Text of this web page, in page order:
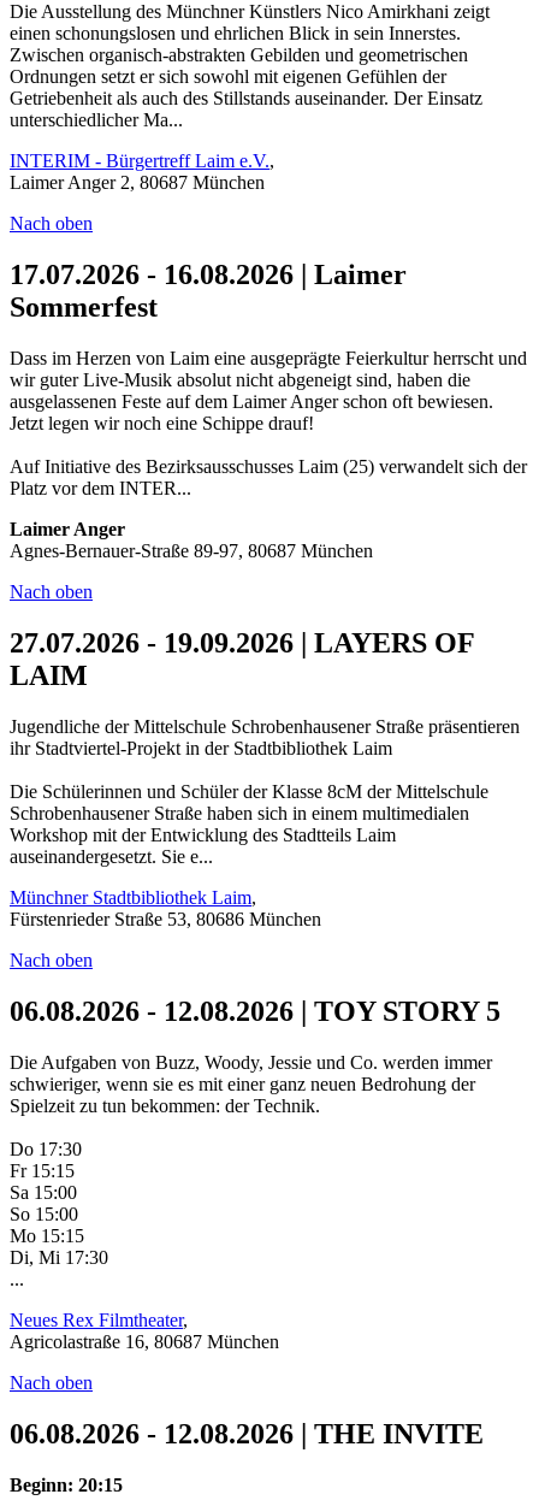
Die Ausstellung des Münchner Künstlers Nico Amirkhani zeigt
einen schonungslosen und ehrlichen Blick in sein Innerstes.
Zwischen organisch-abstrakten Gebilden und geometrischen
Ordnungen setzt er sich sowohl mit eigenen Gefühlen der
Getriebenheit als auch des Stillstands auseinander. Der Einsatz
unterschiedlicher Ma...
INTERIM - Bürgertreff Laim e.V.,
Laimer Anger 2, 80687 München
Nach oben
17.07.2026 - 16.08.2026 | Laimer
Sommerfest
Dass im Herzen von Laim eine ausgeprägte Feierkultur herrscht und
wir guter Live-Musik absolut nicht abgeneigt sind, haben die
ausgelassenen Feste auf dem Laimer Anger schon oft bewiesen.
Jetzt legen wir noch eine Schippe drauf!
Auf Initiative des Bezirksausschusses Laim (25) verwandelt sich der
Platz vor dem INTER...
Laimer Anger
Agnes-Bernauer-Straße 89-97, 80687 München
Nach oben
27.07.2026 - 19.09.2026 | LAYERS OF
LAIM
Jugendliche der Mittelschule Schrobenhausener Straße präsentieren
ihr Stadtviertel-Projekt in der Stadtbibliothek Laim
Die Schülerinnen und Schüler der Klasse 8cM der Mittelschule
Schrobenhausener Straße haben sich in einem multimedialen
Workshop mit der Entwicklung des Stadtteils Laim
auseinandergesetzt. Sie e...
Münchner Stadtbibliothek Laim,
Fürstenrieder Straße 53, 80686 München
Nach oben
06.08.2026 - 12.08.2026 | TOY STORY 5
Die Aufgaben von Buzz, Woody, Jessie und Co. werden immer
schwieriger, wenn sie es mit einer ganz neuen Bedrohung der
Spielzeit zu tun bekommen: der Technik.
Do 17:30
Fr 15:15
Sa 15:00
So 15:00
Mo 15:15
Di, Mi 17:30
...
Neues Rex Filmtheater,
Agricolastraße 16, 80687 München
Nach oben
06.08.2026 - 12.08.2026 | THE INVITE
Beginn: 20:15